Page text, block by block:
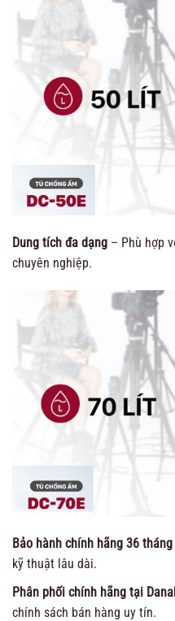
Dung tích đa dạng – Phù hợp
chuyên nghiệp.
Bảo hành chính hãng 36 tháng
kỹ thuật lâu dài.
Phân phối chính hãng tại
chính sách bán hàng uy tín.